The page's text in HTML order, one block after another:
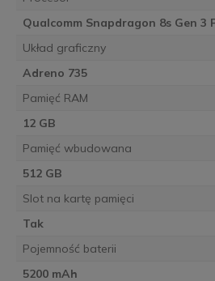
Qualcomm Snapdragon 8s Gen 3
Układ graficzny
Adreno 735
Pamięć RAM
12 GB
Pamięć wbudowana
512 GB
Slot na kartę pamięci
Tak
Pojemność baterii
5200 mAh